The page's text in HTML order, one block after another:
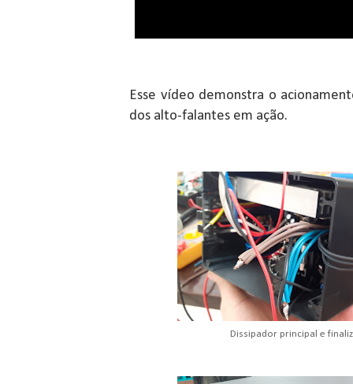
Esse vídeo demonstra o
dos alto-falantes em ação.
Dissipador principal e